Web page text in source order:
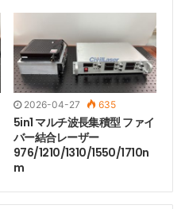
ファイバー結合レーザー
レーザービーム
2026-04-27 635
5in1 マルチ波長集積型 ファイ
バー結合レーザー
976/1210/1310/1550/1710n
m